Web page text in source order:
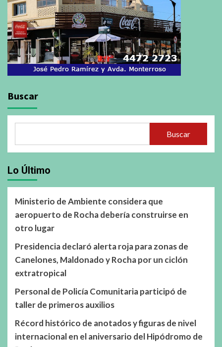
Buscar
Buscar
Lo Último
Ministerio de Ambiente considera que
aeropuerto de Rocha debería construirse en
otro lugar
Presidencia declaró alerta roja para zonas de
Canelones, Maldonado y Rocha por un ciclón
extratropical
Personal de Policía Comunitaria participó de
taller de primeros auxilios
Récord histórico de anotados y figuras de nivel
internacional en el aniversario del Hipódromo de